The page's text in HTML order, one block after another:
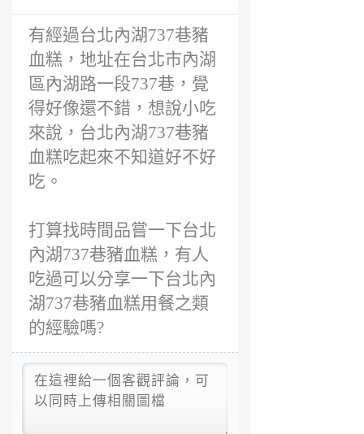
有經過台北內湖737巷豬
血糕，地址在台北市內湖
區內湖路一段737巷，覺
得好像還不錯，想說小吃
來說，台北內湖737巷豬
血糕吃起來不知道好不好
吃。
打算找時間品嘗一下台北
內湖737巷豬血糕，有人
吃過可以分享一下台北內
湖737巷豬血糕用餐之類
的經驗嗎?